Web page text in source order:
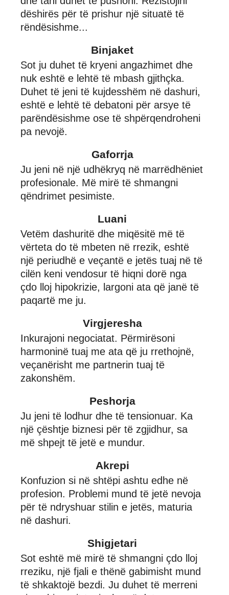
dëshirës për të prishur një situatë të
rëndësishme...
Binjaket
Sot ju duhet të kryeni angazhimet dhe
nuk eshtë e lehtë të mbash gjithçka.
Duhet të jeni të kujdesshëm në dashuri,
eshtë e lehtë të debatoni për arsye të
parëndësishme ose të shpërqendroheni
pa nevojë.
Gaforrja
Ju jeni në një udhëkryq në marrëdhëniet
profesionale. Më mirë të shmangni
qëndrimet pesimiste.
Luani
Vetëm dashuritë dhe miqësitë më të
vërteta do të mbeten në rrezik, eshtë
një periudhë e veçantë e jetës tuaj në të
cilën keni vendosur të hiqni dorë nga
çdo lloj hipokrizie, largoni ata që janë të
paqartë me ju.
Virgjeresha
Inkurajoni negociatat. Përmirësoni
harmoninë tuaj me ata që ju rrethojnë,
veçanërisht me partnerin tuaj të
zakonshëm.
Peshorja
Ju jeni të lodhur dhe të tensionuar. Ka
një çështje biznesi për të zgjidhur, sa
më shpejt të jetë e mundur.
Akrepi
Konfuzion si në shtëpi ashtu edhe në
profesion. Problemi mund të jetë nevoja
për të ndryshuar stilin e jetës, maturia
në dashuri.
Shigjetari
Sot eshtë më mirë të shmangni çdo lloj
rreziku, një fjali e thënë gabimisht mund
të shkaktojë bezdi. Ju duhet të merreni